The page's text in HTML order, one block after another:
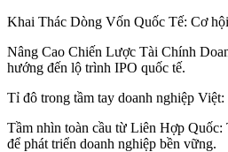
Khai Thác Dòng Vốn Quốc Tế: Cơ
Nâng Cao Chiến Lược Tài Chính
hướng đến lộ trình IPO quốc tế.
Tỉ đô trong tầm tay doanh nghiệp
Tầm nhìn toàn cầu từ Liên Hợp Quốc:
để phát triển doanh nghiệp bền vững.